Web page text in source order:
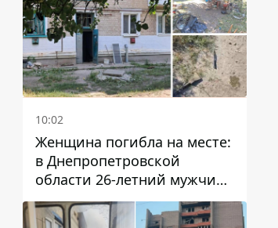
10:02
Женщина погибла на месте:
в Днепропетровской
области 26-летний мужчина
избил трех человек
металлическим предметом